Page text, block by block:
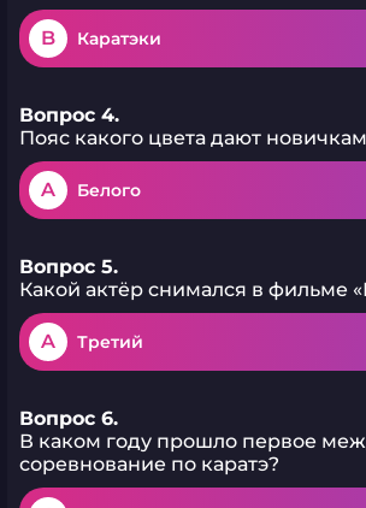
B Каратэки
Вопрос 4.
Пояс какого цвета дают
A Белого
Вопрос 5.
Какой актёр снимался в фильме
A Третий
Вопрос 6.
В каком году прошло первое
соревнование по каратэ?